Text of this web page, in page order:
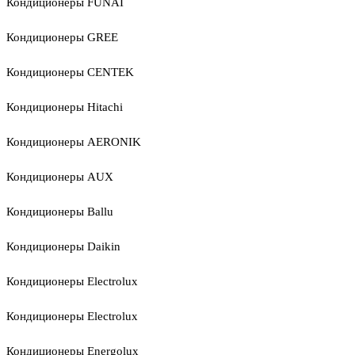
Кондиционеры GREE
Кондиционеры CENTEK
Кондиционеры Hitachi
Кондиционеры AERONIK
Кондиционеры AUX
Кондиционеры Ballu
Кондиционеры Daikin
Кондиционеры Electrolux
Кондиционеры Electrolux
Кондиционеры Energolux